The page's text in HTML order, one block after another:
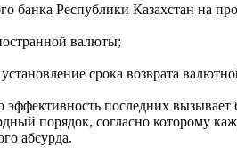
банка Республики Казахстан на
валюты;
срока возврата
последних
порядок, согласно которому
абсурда.